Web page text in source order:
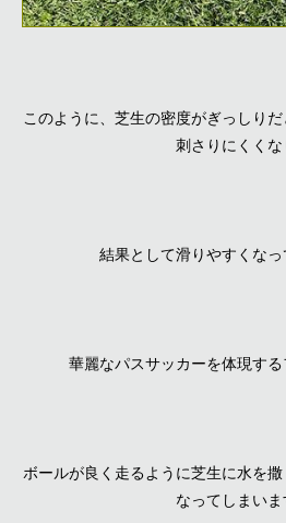
このように、芝生の密度がぎっしり
刺さりにくくな
結果として滑りやすくなっ
華麗なパスサッカーを体現する
ボールが良く走るように芝生に水を
なってしまいま